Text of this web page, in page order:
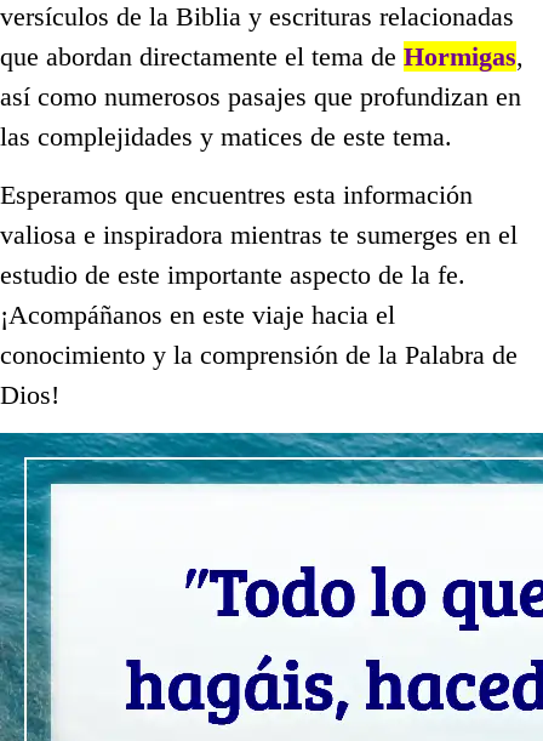
versículos de la Biblia y escrituras relacionadas
que abordan directamente el tema de Hormigas,
así como numerosos pasajes que profundizan en
las complejidades y matices de este tema.
Esperamos que encuentres esta información
valiosa e inspiradora mientras te sumerges en el
estudio de este importante aspecto de la fe.
¡Acompáñanos en este viaje hacia el
conocimiento y la comprensión de la Palabra de
Dios!